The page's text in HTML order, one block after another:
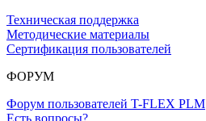
Техническая поддержка
Методические материалы
Сертификация пользователей
ФОРУМ
Форум пользователей T-FLEX PLM
Есть вопросы?